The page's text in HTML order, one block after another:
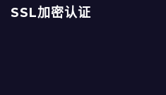
SSL加密认证